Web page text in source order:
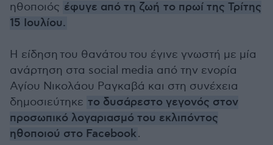
ηθοποιός έφυγε από τη ζωή το πρωί της Τρίτης
15 Ιουλίου.
Η είδηση του θανάτου του έγινε γνωστή με μία
ανάρτηση στα social media από την ενορία
Αγίου Νικολάου Ραγκαβά και στη συνέχεια
δημοσιεύτηκε το δυσάρεστο γεγονός στον
προσωπικό λογαριασμό του εκλιπόντος
ηθοποιού στο Facebook.